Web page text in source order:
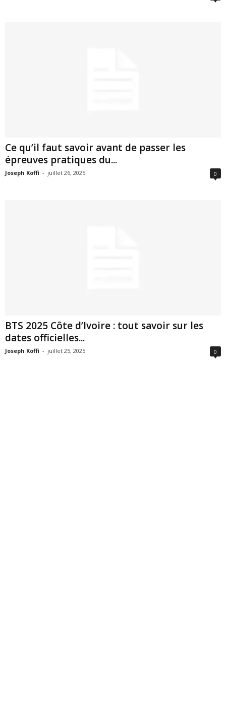
Ce qu’il faut savoir avant de passer les
épreuves pratiques du...
Joseph Koffi - juillet 26, 2025 0
BTS 2025 Côte d’Ivoire : tout savoir sur les
dates officielles...
Joseph Koffi - juillet 25, 2025 0